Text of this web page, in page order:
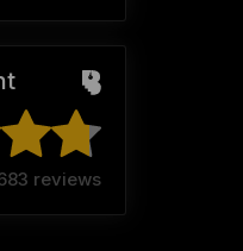
reviews